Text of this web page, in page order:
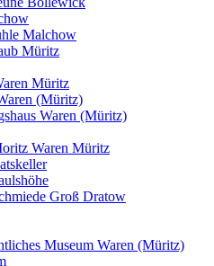
Malchow
Müritz
Müritz
(Müritz)
Waren (Müritz)
Waren Müritz
Groß Dratow
Museum Waren (Müritz)